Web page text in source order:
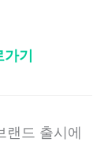
기
드 출시에